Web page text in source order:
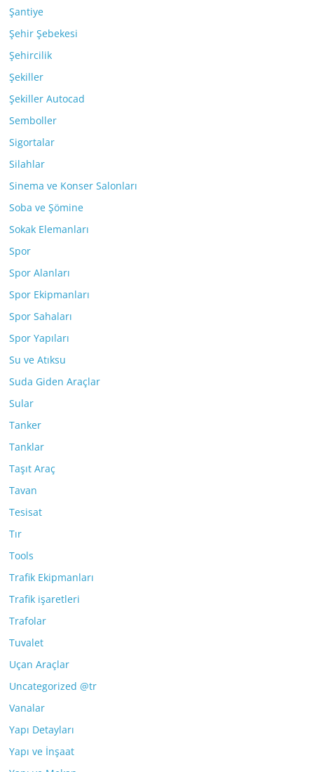
Şantiye
Şehir Şebekesi
Şehircilik
Şekiller
Şekiller Autocad
Semboller
Sigortalar
Silahlar
Sinema ve Konser Salonları
Soba ve Şömine
Sokak Elemanları
Spor
Spor Alanları
Spor Ekipmanları
Spor Sahaları
Spor Yapıları
Su ve Atıksu
Suda Giden Araçlar
Sular
Tanker
Tanklar
Taşıt Araç
Tavan
Tesisat
Tır
Tools
Trafik Ekipmanları
Trafik işaretleri
Trafolar
Tuvalet
Uçan Araçlar
Uncategorized @tr
Vanalar
Yapı Detayları
Yapı ve İnşaat